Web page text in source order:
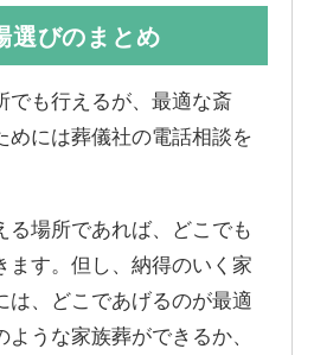
選びのまとめ
でも行えるが、最適な斎
めには葬儀社の電話相談を
る場所であれば、どこでも
ます。但し、納得のいく家
は、どこであげるのが最適
うな家族葬ができるか、